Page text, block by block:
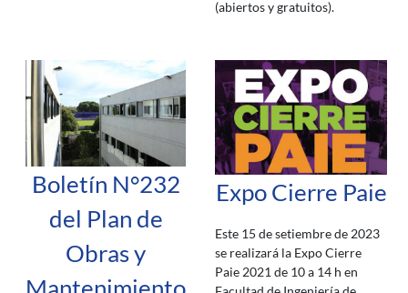
(abiertos y gratuitos).
Boletín N°232
del Plan de
Obras y
Expo Cierre Paie
Este 15 de setiembre de 2023
se realizará la Expo Cierre
Paie 2021 de 10 a 14 h en